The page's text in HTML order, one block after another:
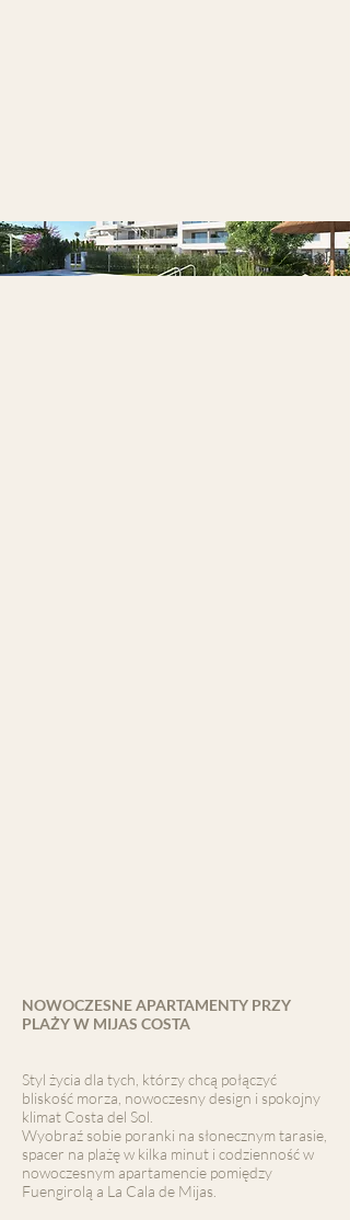
NOWOCZESNE APARTAMENTY PRZY
PLAŻY W MIJAS COSTA
Styl życia dla tych, którzy chcą połączyć
bliskość morza, nowoczesny design i spokojny
klimat Costa del Sol.
Wyobraź sobie poranki na słonecznym tarasie,
spacer na plażę w kilka minut i codzienność w
nowoczesnym apartamencie pomiędzy
Fuengirolą a La Cala de Mijas.